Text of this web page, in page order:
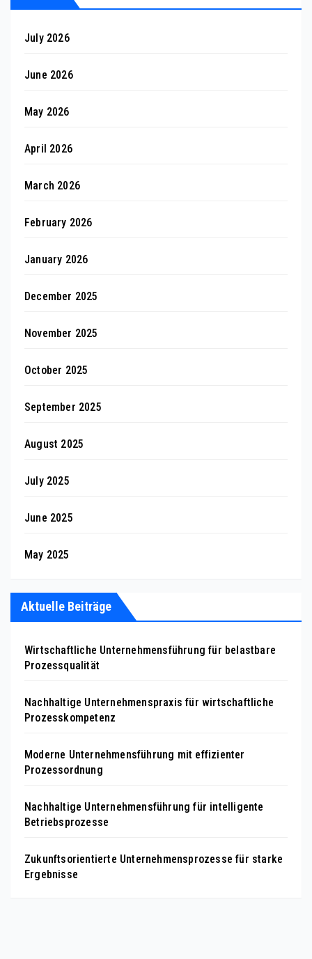
July 2026
June 2026
May 2026
April 2026
March 2026
February 2026
January 2026
December 2025
November 2025
October 2025
September 2025
August 2025
July 2025
June 2025
May 2025
Aktuelle Beiträge
Wirtschaftliche Unternehmensführung für belastbare
Prozessqualität
Nachhaltige Unternehmenspraxis für wirtschaftliche
Prozesskompetenz
Moderne Unternehmensführung mit effizienter
Prozessordnung
Nachhaltige Unternehmensführung für intelligente
Betriebsprozesse
Zukunftsorientierte Unternehmensprozesse für starke
Ergebnisse